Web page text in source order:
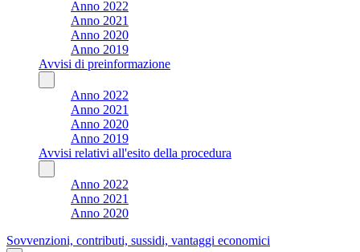
Anno 2022
Anno 2021
Anno 2020
Anno 2019
Avvisi di preinformazione
Anno 2022
Anno 2021
Anno 2020
Anno 2019
Avvisi relativi all'esito della procedura
Anno 2022
Anno 2021
Anno 2020
Sovvenzioni, contributi, sussidi, vantaggi economici